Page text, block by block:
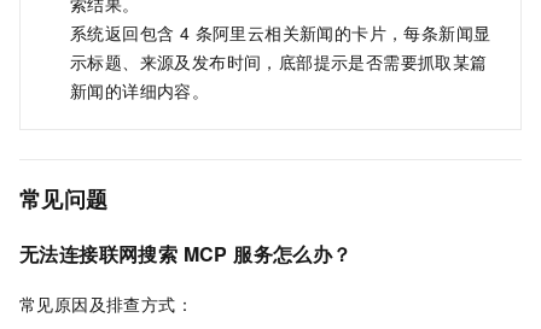
系统返回包含 4 条阿里云相关新闻的卡片，每条新闻显
示标题、来源及发布时间，底部提示是否需要抓取某篇
新闻的详细内容。
常见问题
无法连接联网搜索 MCP 服务怎么办？
常见原因及排查方式：